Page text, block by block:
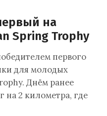
на
Spring Trophy
первого
для молодых
Днём ранее
на 2 километра, где